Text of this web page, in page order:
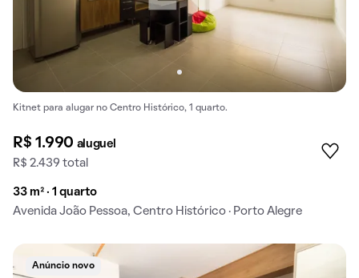
Kitnet para alugar no Centro Histórico, 1 quarto.
R$ 1.990 aluguel
R$ 2.439 total
33 m² · 1 quarto
Avenida João Pessoa, Centro Histórico · Porto Alegre
Anúncio novo